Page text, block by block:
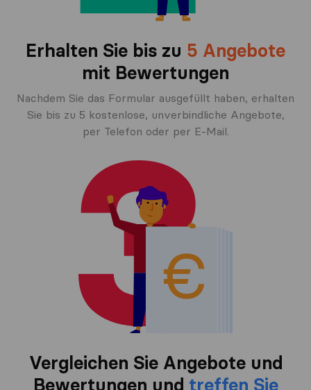
Erhalten Sie bis zu 5 Angebote
mit Bewertungen
Nachdem Sie das Formular ausgefüllt haben, erhalten
Sie bis zu 5 kostenlose, unverbindliche Angebote,
per Telefon oder per E-Mail.
Vergleichen Sie Angebote und
Bewertungen und treffen Sie